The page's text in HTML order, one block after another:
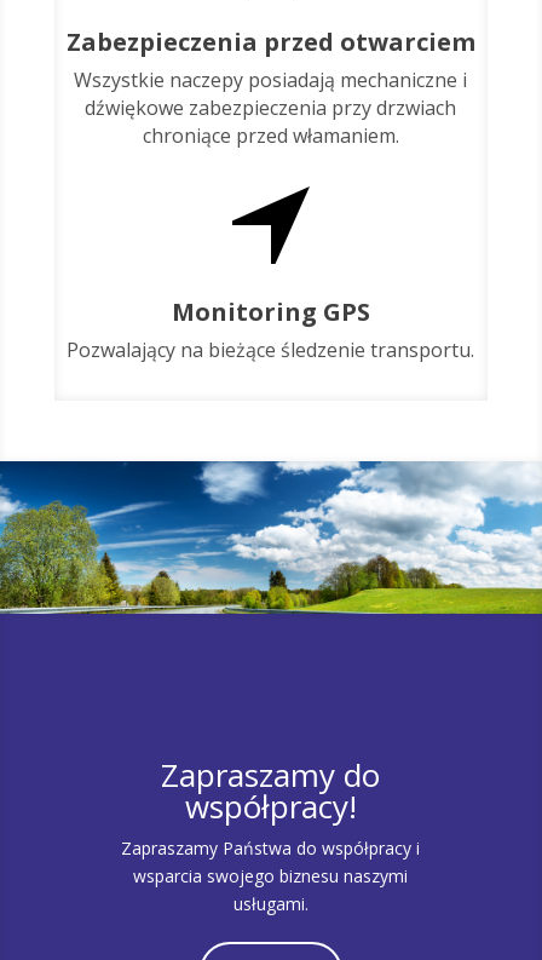
Zabezpieczenia przed otwarciem
Wszystkie naczepy posiadają mechaniczne i
dźwiękowe zabezpieczenia przy drzwiach
chroniące przed włamaniem.
Monitoring GPS
Pozwalający na bieżące śledzenie transportu.
Zapraszamy do
współpracy!
Zapraszamy Państwa do współpracy i
wsparcia swojego biznesu naszymi
usługami.